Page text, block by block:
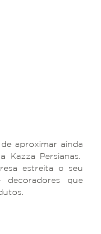
aproximar ainda
Kazza Persianas.
estreita o seu
decoradores que